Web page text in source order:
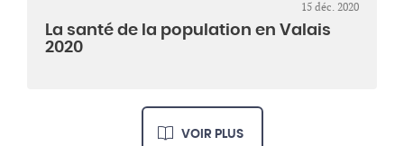
15 déc. 2020
La santé de la population en Valais
2020
VOIR PLUS